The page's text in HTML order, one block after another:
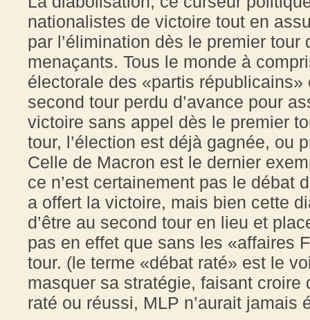
nationalistes de victoire tout en
par l’élimination dès le premier
menaçants. Tous le monde à
électorale des «partis républicains»
second tour perdu d’avance pour
victoire sans appel dès le premier
tour, l’élection est déjà gagnée, ou
Celle de Macron est le dernier
ce n’est certainement pas le débat
a offert la victoire, mais bien cette
d’être au second tour en lieu et
pas en effet que sans les «affaires
tour. (le terme «débat raté» est le
masquer sa stratégie, faisant
raté ou réussi, MLP n’aurait jamais